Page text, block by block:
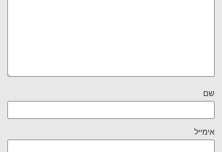
שם
אימייל